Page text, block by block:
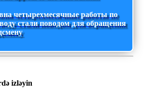
четырехмесячные работы по
стали поводом для обращения
izləyin